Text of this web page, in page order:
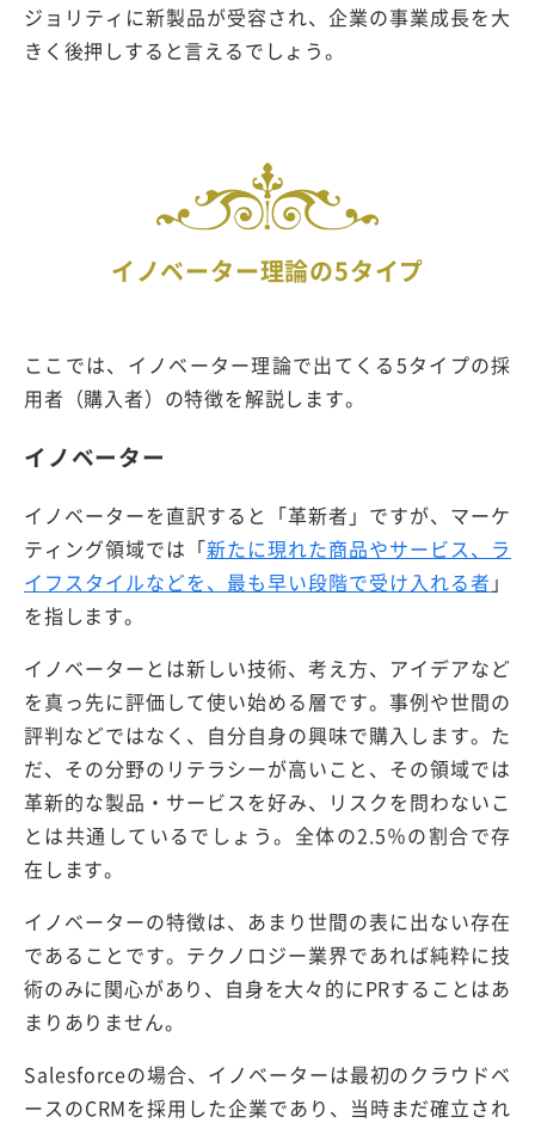
ジョリティに新製品が受容され、企業の事業成長を大
きく後押しすると言えるでしょう。
イノベーター理論の5タイプ
ここでは、イノベーター理論で出てくる5タイプの採
用者（購入者）の特徴を解説します。
イノベーター
イノベーターを直訳すると「革新者」ですが、マーケ
ティング領域では「新たに現れた商品やサービス、ラ
イフスタイルなどを、最も早い段階で受け入れる者 」
を指します。
イノベーターとは新しい技術、考え方、アイデアなど
を真っ先に評価して使い始める層です。事例や世間の
評判などではなく、自分自身の興味で購入します。た
だ、その分野のリテラシーが高いこと、その領域では
革新的な製品・サービスを好み、リスクを問わないこ
とは共通しているでしょう。全体の2.5％の割合で存
在します。
イノベーターの特徴は、あまり世間の表に出ない存在
であることです。テクノロジー業界であれば純粋に技
術のみに関心があり、自身を大々的にPRすることはあ
まりありません。
Salesforceの場合、イノベーターは最初のクラウドベ
ースのCRMを採用した企業であり、当時まだ確立され